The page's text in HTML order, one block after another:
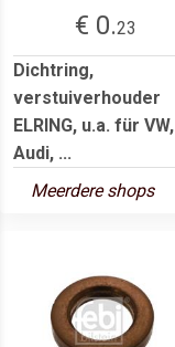
€ 0.23
Dichtring,
verstuiverhouder
ELRING, u.a. für VW,
Audi, ...
Meerdere shops